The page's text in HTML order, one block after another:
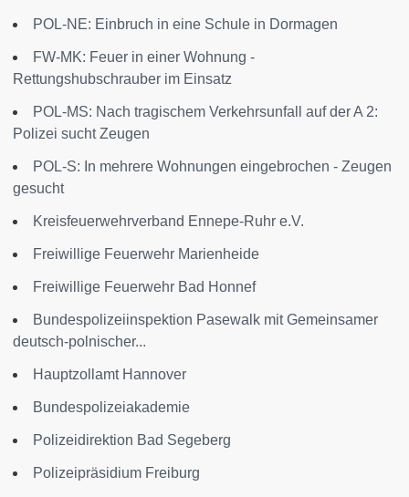
POL-NE: Einbruch in eine Schule in Dormagen
FW-MK: Feuer in einer Wohnung -
Rettungshubschrauber im Einsatz
POL-MS: Nach tragischem Verkehrsunfall auf der A 2:
Polizei sucht Zeugen
POL-S: In mehrere Wohnungen eingebrochen - Zeugen
gesucht
Kreisfeuerwehrverband Ennepe-Ruhr e.V.
Freiwillige Feuerwehr Marienheide
Freiwillige Feuerwehr Bad Honnef
Bundespolizeiinspektion Pasewalk mit Gemeinsamer
deutsch-polnischer...
Hauptzollamt Hannover
Bundespolizeiakademie
Polizeidirektion Bad Segeberg
Polizeipräsidium Freiburg